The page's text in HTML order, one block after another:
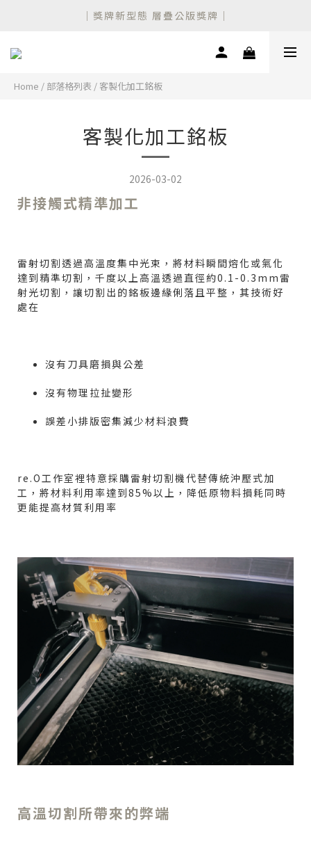
設計師聯名 新款公版獎盃上市！
｜獎牌新型態 層疊公版獎牌｜
Home / 部落格列表 / 客製化加工銘板
客製化加工銘板
2026-03-02
非接觸式精準加工
雷射切割透過高溫度集中光束，將材料瞬間熔化或氣化
達到精準切割，千度以上高溫透過直徑約0.1-0.3mm雷
射光切割，讓切割出的銘板邊緣俐落且平整，其技術好
處在
沒有刀具磨損與公差
沒有物理拉扯變形
誤差小排版密集減少材料浪費
re.O工作室裡特意採購雷射切割機代替傳統沖壓式加
工，將材料利用率達到85%以上，降低原物料損耗同時
更能提高材質利用率
高溫切割所帶來的弊端